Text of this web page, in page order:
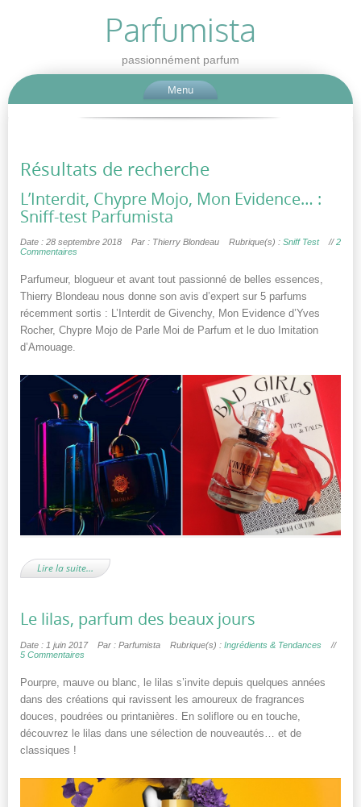
Parfumista
passionnément parfum
Menu
Résultats de recherche
L’Interdit, Chypre Mojo, Mon Evidence… :
Sniff-test Parfumista
Date : 28 septembre 2018 Par : Thierry Blondeau Rubrique(s) : Sniff Test //2
Commentaires
Parfumeur, blogueur et avant tout passionné de belles essences,
Thierry Blondeau nous donne son avis d’expert sur 5 parfums
récemment sortis : L’Interdit de Givenchy, Mon Evidence d’Yves
Rocher, Chypre Mojo de Parle Moi de Parfum et le duo Imitation
d’Amouage.
Lire la suite…
Le lilas, parfum des beaux jours
Date : 1 juin 2017 Par : Parfumista Rubrique(s) : Ingrédients & Tendances
//
5 Commentaires
Pourpre, mauve ou blanc, le lilas s’invite depuis quelques années
dans des créations qui ravissent les amoureux de fragrances
douces, poudrées ou printanières. En soliflore ou en touche,
découvrez le lilas dans une sélection de nouveautés… et de
classiques !